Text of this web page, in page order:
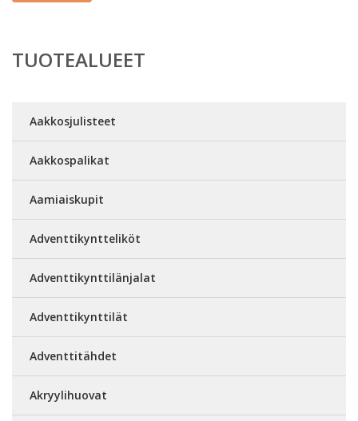
TUOTEALUEET
Aakkosjulisteet
Aakkospalikat
Aamiaiskupit
Adventtikyntteliköt
Adventtikynttilänjalat
Adventtikynttilät
Adventtitähdet
Akryylihuovat